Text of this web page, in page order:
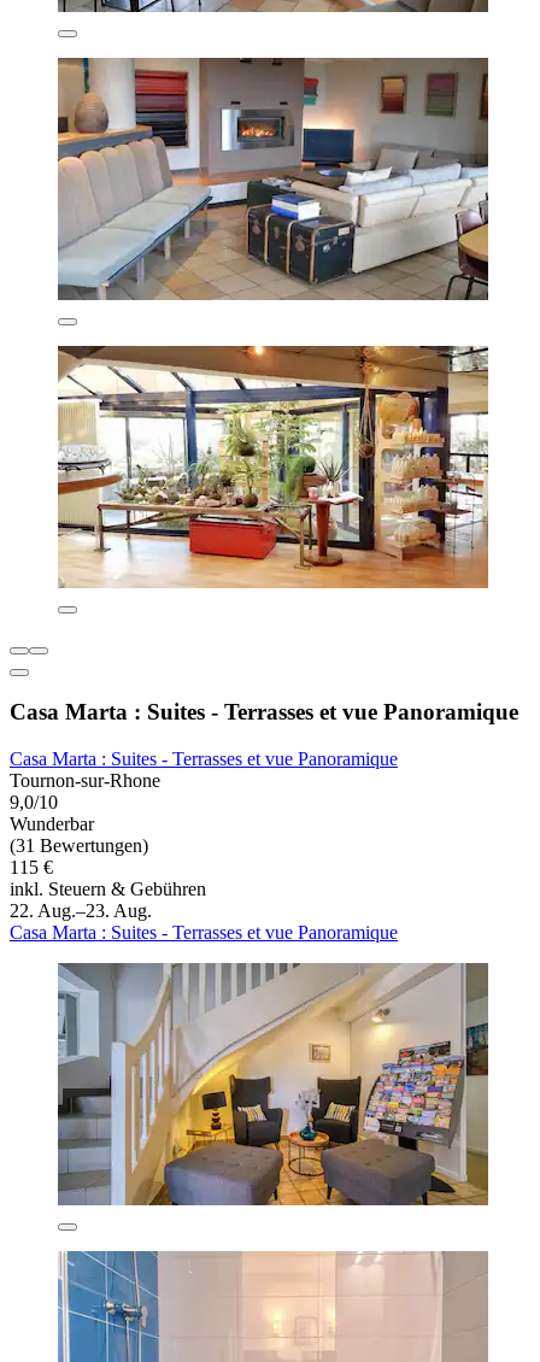
Casa Marta : Suites - Terrasses et vue Panoramique
Casa Marta : Suites - Terrasses et vue Panoramique
Tournon-sur-Rhone
9,0/10
Wunderbar
(31 Bewertungen)
115 €
inkl. Steuern & Gebühren
22. Aug.–23. Aug.
Casa Marta : Suites - Terrasses et vue Panoramique